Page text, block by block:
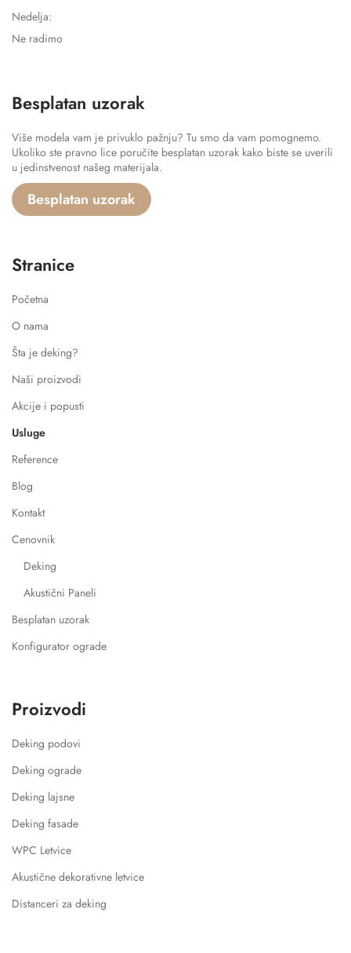
Nedelja:
Ne radimo
Besplatan uzorak
Više modela vam je privuklo pažnju? Tu smo da vam pomognemo.
Ukoliko ste pravno lice poručite besplatan uzorak kako biste se uverili
u jedinstvenost našeg materijala.
Besplatan uzorak
Stranice
Početna
O nama
Šta je deking?
Naši proizvodi
Akcije i popusti
Usluge
Reference
Blog
Kontakt
Cenovnik
Deking
Akustični Paneli
Besplatan uzorak
Konfigurator ograde
Proizvodi
Deking podovi
Deking ograde
Deking lajsne
Deking fasade
WPC Letvice
Akustične dekorativne letvice
Distanceri za deking